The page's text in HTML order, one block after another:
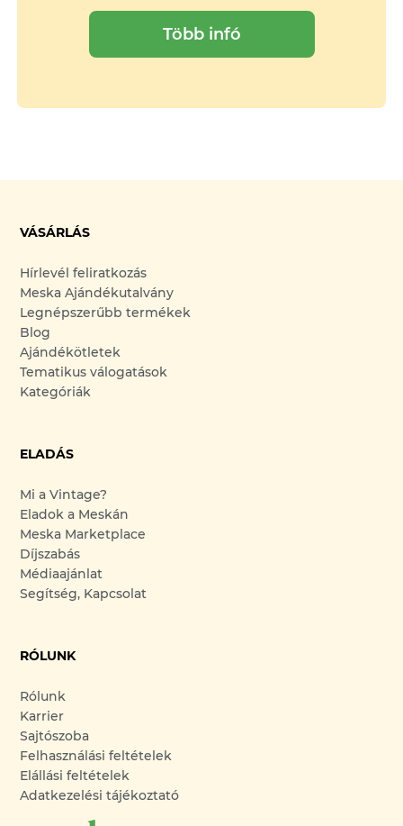
Több infó
VÁSÁRLÁS
Hírlevél feliratkozás
Meska Ajándékutalvány
Legnépszerűbb termékek
Blog
Ajándékötletek
Tematikus válogatások
Kategóriák
ELADÁS
Mi a Vintage?
Eladok a Meskán
Meska Marketplace
Díjszabás
Médiaajánlat
Segítség, Kapcsolat
RÓLUNK
Rólunk
Karrier
Sajtószoba
Felhasználási feltételek
Elállási feltételek
Adatkezelési tájékoztató